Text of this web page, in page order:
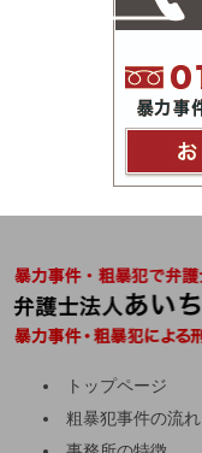
トップページ
粗暴犯事件の流れ